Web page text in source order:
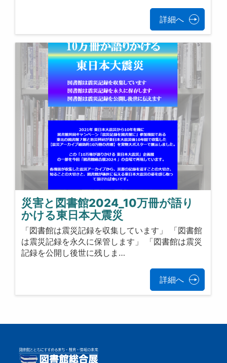
詳細へ
災害と図書館2024_10万冊が語り
かける東日本大震災
「図書館は震災記録を収集しています」 「図書館
は震災記録を永久に保管します」 「図書館は震災
記録を公開し後世に残しま…
詳細へ